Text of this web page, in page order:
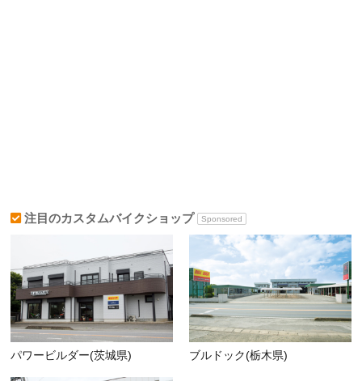
注目のカスタムバイクショップ Sponsored
パワービルダー(茨城県) ブルドック(栃木県)